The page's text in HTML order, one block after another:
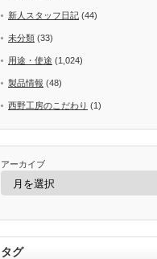
新人スタッフ日記 (44)
未分類 (33)
用途・使途 (1,024)
製品情報 (48)
西野工房のこだわり (1)
アーカイブ
タグ